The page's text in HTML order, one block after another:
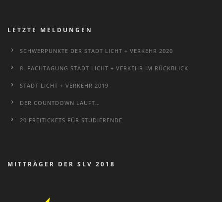
LETZTE MELDUNGEN
SCHWERPUNKTE DER STADT LICHT + VERKEHR 2020
8. FACHTAGUNG STADT LICHT + VERKEHR IM RÜCKBLICK
STADT LICHT + VERKEHR 2019
DER COUNTDOWN LÄUFT…
20 FREITICKETS FÜR STUDIERENDE
MITTRÄGER DER SLV 2018